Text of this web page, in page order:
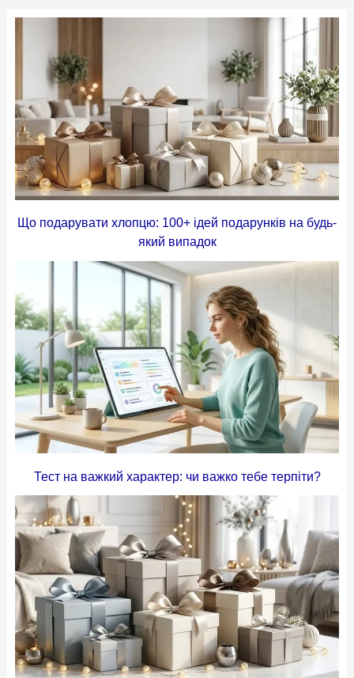
Що подарувати хлопцю: 100+ ідей подарунків на будь-
який випадок
Тест на важкий характер: чи важко тебе терпіти?